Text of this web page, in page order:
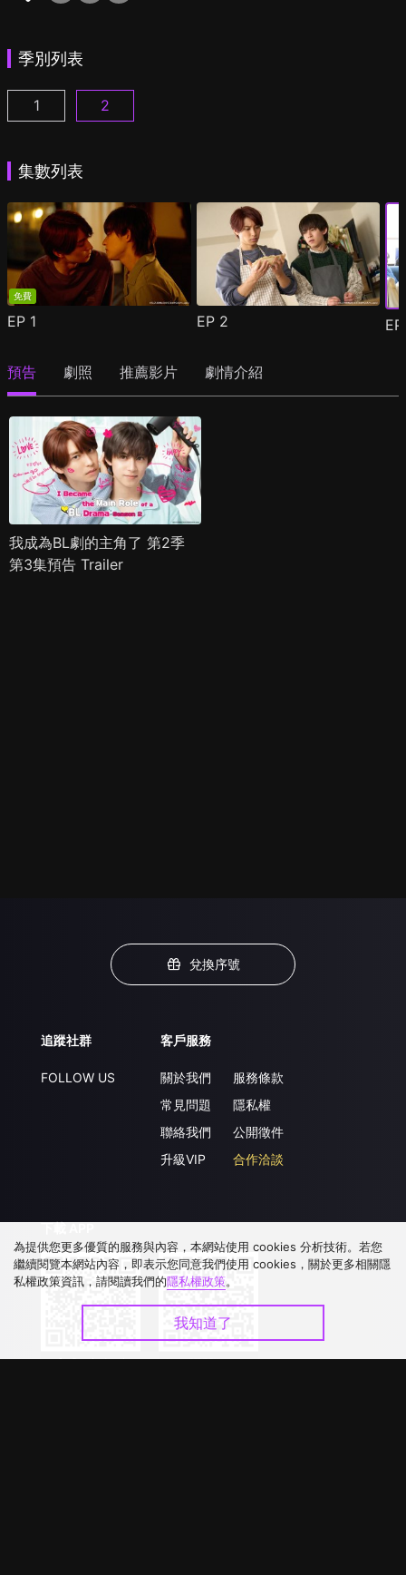
季別列表
我成為BL劇的主角了 第1集
1 我成為BL劇的主角了 第2季 第1集
2
集數列表
免費
EP 1 EP 2
預告 劇照 推薦影片 劇情介紹
我成為BL劇的主角了 第2季
第3集預告 Trailer
兌換序號
追蹤社群
FOLLOW US
客戶服務
關於我們
常見問題
聯絡我們
升級VIP
服務條款
隱私權
公開徵件
合作洽談
為提供您更多優質的服務與內容，本網站使用 cookies 分析技術。若您
繼續閱覽本網站內容，即表示您同意我們使用 cookies，關於更多相關隱
私權政策資訊，請閱讀我們的隱私權政策。
我知道了